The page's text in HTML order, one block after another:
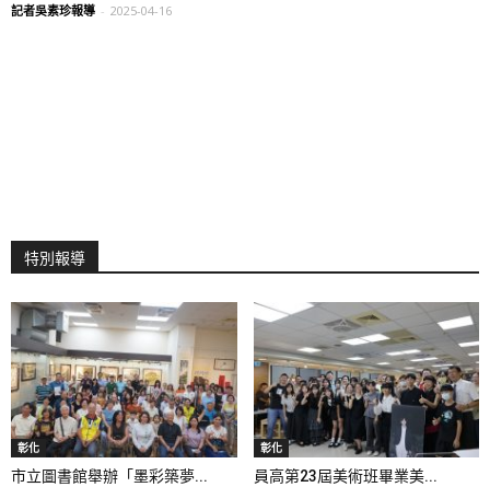
記者吳素珍報導 - 2025-04-16
特別報導
彰化
市立圖書館舉辦「墨彩築夢...
彰化
員高第23屆美術班畢業美...